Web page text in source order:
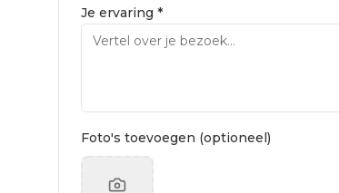
Je ervaring *
Foto's toevoegen (optioneel)